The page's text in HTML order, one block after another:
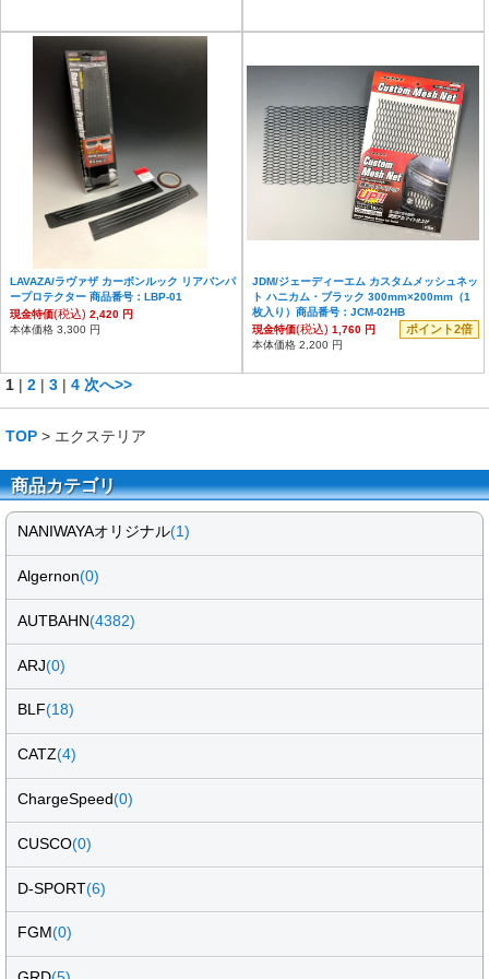
LAVAZA/ラヴァザ カーボンルック リアバンパ
ープロテクター 商品番号：LBP-01
現金特価(税込) 2,420 円
本体価格 3,300 円
JDM/ジェーディーエム カスタムメッシュネッ
ト ハニカム・ブラック 300mm×200mm（1
枚入り）商品番号：JCM-02HB
現金特価(税込) 1,760 円 ポイント2倍
本体価格 2,200 円
1 | 2 | 3 | 4 次へ>>
TOP > エクステリア
商品カテゴリ
NANIWAYAオリジナル(1)
Algernon(0)
AUTBAHN(4382)
ARJ(0)
BLF(18)
CATZ(4)
ChargeSpeed(0)
CUSCO(0)
D-SPORT(6)
FGM(0)